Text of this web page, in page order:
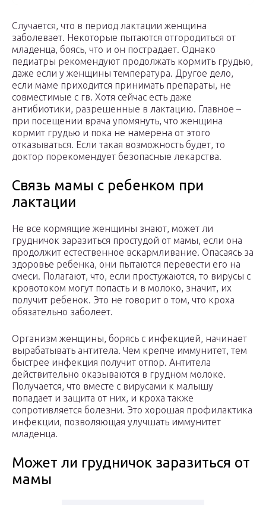
Случается, что в период лактации женщина
заболевает. Некоторые пытаются отгородиться от
младенца, боясь, что и он пострадает. Однако
педиатры рекомендуют продолжать кормить грудью,
даже если у женщины температура. Другое дело,
если маме приходится принимать препараты, не
совместимые с гв. Хотя сейчас есть даже
антибиотики, разрешенные в лактацию. Главное –
при посещении врача упомянуть, что женщина
кормит грудью и пока не намерена от этого
отказываться. Если такая возможность будет, то
доктор порекомендует безопасные лекарства.
Связь мамы с ребенком при
лактации
Не все кормящие женщины знают, может ли
грудничок заразиться простудой от мамы, если она
продолжит естественное вскармливание. Опасаясь за
здоровье ребенка, они пытаются перевести его на
смеси. Полагают, что, если простужаются, то вирусы с
кровотоком могут попасть и в молоко, значит, их
получит ребенок. Это не говорит о том, что кроха
обязательно заболеет.
Организм женщины, борясь с инфекцией, начинает
вырабатывать антитела. Чем крепче иммунитет, тем
быстрее инфекция получит отпор. Антитела
действительно оказываются в грудном молоке.
Получается, что вместе с вирусами к малышу
попадает и защита от них, и кроха также
сопротивляется болезни. Это хорошая профилактика
инфекции, позволяющая улучшать иммунитет
младенца.
Может ли грудничок заразиться от
мамы